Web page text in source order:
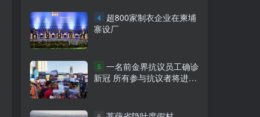
4
超800家制衣企业在柬埔
寨设厂
5 一名前金界抗议员工确诊
新冠 所有参与抗议者将进行